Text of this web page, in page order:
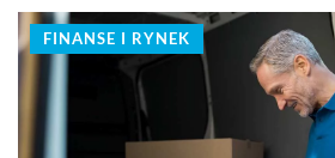
FINANSE I RYNEK